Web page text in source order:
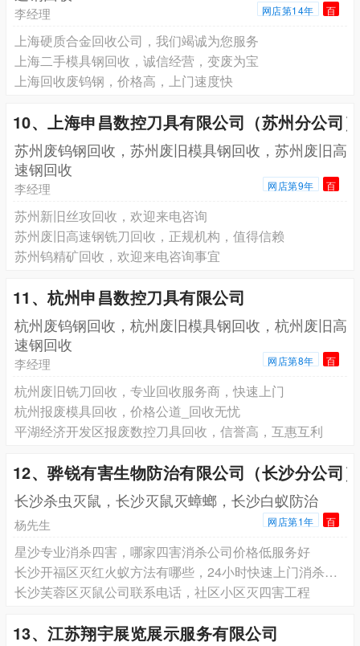
李经理 网店第14年 百
上海硬质合金回收公司，我们竭诚为您服务
上海二手模具钢回收，诚信经营，变废为宝
上海回收废钨钢，价格高，上门速度快
10、上海申昌数控刀具有限公司（苏州分公司）
苏州废钨钢回收，苏州废旧模具钢回收，苏州废旧高
速钢回收
李经理 网店第9年 百
苏州新旧丝攻回收，欢迎来电咨询
苏州废旧高速钢铣刀回收，正规机构，值得信赖
苏州钨精矿回收，欢迎来电咨询事宜
11、杭州申昌数控刀具有限公司
杭州废钨钢回收，杭州废旧模具钢回收，杭州废旧高
速钢回收
李经理 网店第8年 百
杭州废旧铣刀回收，专业回收服务商，快速上门
杭州报废模具回收，价格公道_回收无忧
平湖经济开发区报废数控刀具回收，信誉高，互惠互利
12、骅锐有害生物防治有限公司（长沙分公司）
长沙杀虫灭鼠，长沙灭鼠灭蟑螂，长沙白蚁防治
杨先生 网店第1年 百
星沙专业消杀四害，哪家四害消杀公司价格低服务好
长沙开福区灭红火蚁方法有哪些，24小时快速上门消杀除虫
长沙芙蓉区灭鼠公司联系电话，社区小区灭四害工程
13、江苏翔宇展览展示服务有限公司